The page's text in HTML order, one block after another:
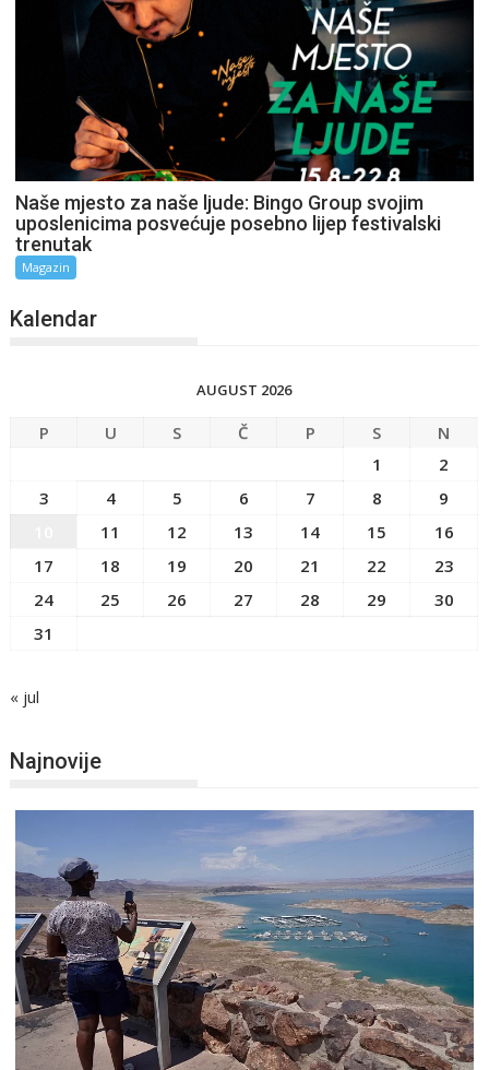
Naše mjesto za naše ljude: Bingo Group svojim
uposlenicima posvećuje posebno lijep festivalski
trenutak
Magazin
Kalendar
AUGUST 2026
P U S Č P S
N
1
2
3
4 5 6 7 8
9
11 12 13 14 15
16
17
18 19 20 21 22
23
24
25 26 27 28 29
30
31
« jul
Najnovije